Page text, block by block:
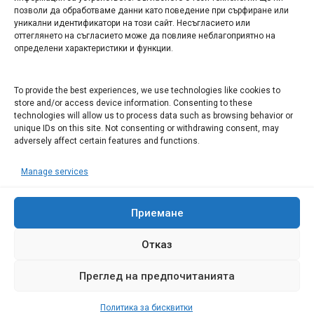
позволи да обработваме данни като поведение при сърфиране или
уникални идентификатори на този сайт. Несъгласието или
оттеглянето на съгласието може да повлияе неблагоприятно на
определени характеристики и функции.
To provide the best experiences, we use technologies like cookies to
store and/or access device information. Consenting to these
technologies will allow us to process data such as browsing behavior or
unique IDs on this site. Not consenting or withdrawing consent, may
adversely affect certain features and functions.
Manage services
Приемане
Отказ
Преглед на предпочитанията
Политика за бисквитки
Арт галерия "Мостове" – магазин за изкуство
СЕВЕРОЗАПАДА ИНФОРМАЦИОНЕН БИЗНЕС
ТУРИСТИЧЕСКИ КЛЪСТЕР
ИНСТИТУЦИИ В ЛОВЕЧ
Административен съд Ловеч
Областна администрация Ловеч
ОДМВР Ловеч
Окръжен съд Ловеч
"Иванов Комюникейшънс" ЕООД Всички права запазени